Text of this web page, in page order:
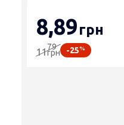
8,89грн
1179
грн -25%